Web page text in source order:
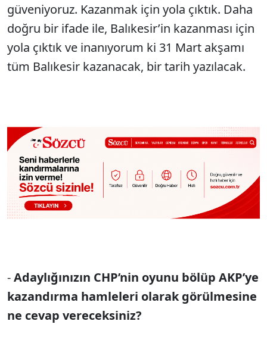
güveniyoruz. Kazanmak için yola çıktık. Daha
doğru bir ifade ile, Balıkesir’in kazanması için
yola çıktık ve inanıyorum ki 31 Mart akşamı
tüm Balıkesir kazanacak, bir tarih yazılacak.
-Adaylığınızın CHP’nin oyunu bölüp AKP’ye
kazandırma hamleleri olarak görülmesine
ne cevap vereceksiniz?